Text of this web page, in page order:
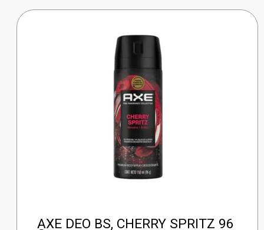
AXE DEO BS, CHERRY SPRITZ 96